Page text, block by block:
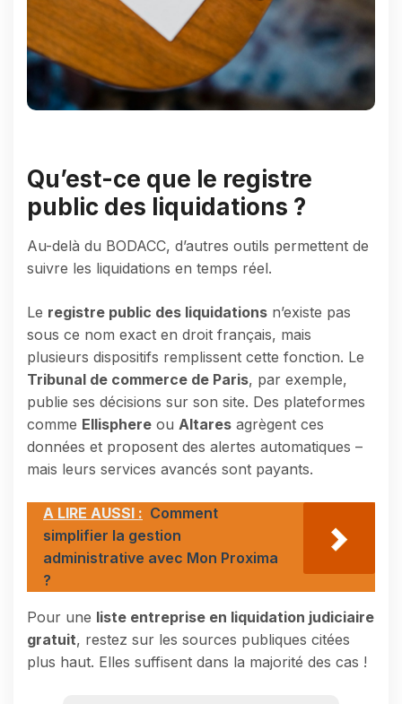
Qu’est-ce que le registre
public des liquidations ?
Au-delà du BODACC, d’autres outils permettent de
suivre les liquidations en temps réel.
Le registre public des liquidations n’existe pas
sous ce nom exact en droit français, mais
plusieurs dispositifs remplissent cette fonction. Le
Tribunal de commerce de Paris, par exemple,
publie ses décisions sur son site. Des plateformes
comme Ellisphere ou Altares agrègent ces
données et proposent des alertes automatiques –
mais leurs services avancés sont payants.
A LIRE AUSSI : Comment
simplifier la gestion
administrative avec Mon Proxima
?
Pour une liste entreprise en liquidation judiciaire
gratuit, restez sur les sources publiques citées
plus haut. Elles suffisent dans la majorité des cas !